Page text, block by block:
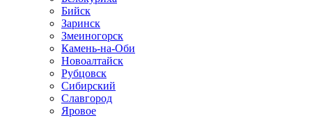
Бийск
Заринск
Змеиногорск
Камень-на-Оби
Новоалтайск
Рубцовск
Сибирский
Славгород
Яровое